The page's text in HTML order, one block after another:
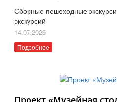
Сборные пешеходные
экскурсий
14.07.2026
Подробнее
Проект «Музейная